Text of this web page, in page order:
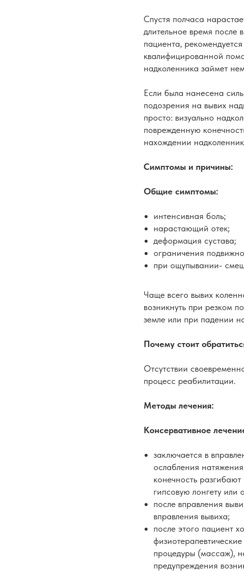
Спустя полчаса
длительное время после
пациента,
квалифицированной
надколенника займет
Если была нанесена
подозрения на вывих
просто: визуально
поврежденную
нахождении
Симптомы и причины:
Общие симптомы:
интенсивная боль;
нарастающий отек;
деформация сустава;
ограничения
при ощупывании-
Чаще всего вывих
возникнуть при резком
земле или при падении
Почему стоит
Отсутствии
процесс реабилитации.
Методы лечения:
Консервативное
заключается в
ослабления
конечность
гипсовую лонгету
после вправления
вправления вывиха;
после этого пациент
процедуры (массаж),
предупреждения